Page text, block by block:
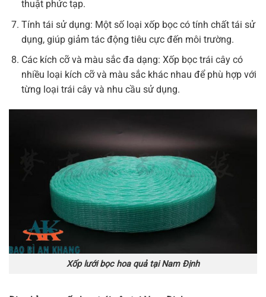
thuật phức tạp.
Tính tái sử dụng: Một số loại xốp bọc có tính chất tái sử
dụng, giúp giảm tác động tiêu cực đến môi trường.
Các kích cỡ và màu sắc đa dạng: Xốp bọc trái cây có
nhiều loại kích cỡ và màu sắc khác nhau để phù hợp với
từng loại trái cây và nhu cầu sử dụng.
Xốp lưới bọc hoa quả tại Nam Định